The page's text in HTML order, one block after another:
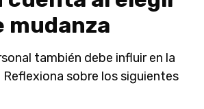
mudanza
también debe influir en la
Reflexiona sobre los siguientes